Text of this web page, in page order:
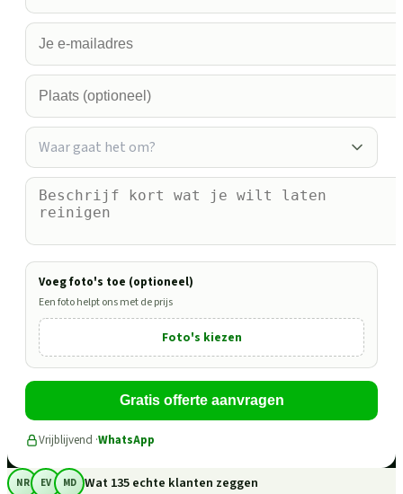
Waar gaat het om?
Voeg foto's toe (optioneel)
Een foto helpt ons met de prijs
Foto's kiezen
Gratis offerte aanvragen
Vrijblijvend ·WhatsApp
NR EV MD Wat 135 echte klanten zeggen